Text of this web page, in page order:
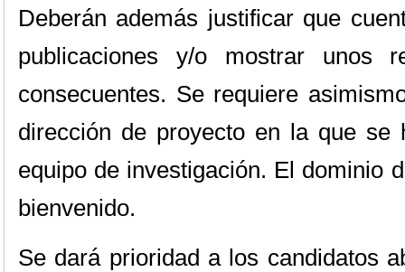
Deberán además justificar que
publicaciones y/o mostrar unos
consecuentes. Se requiere
dirección de proyecto en la que se
equipo de investigación. El dominio
bienvenido.
Se dará prioridad a los candidatos